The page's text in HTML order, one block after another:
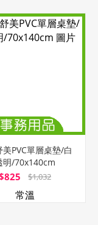
PVC單層桌墊/白
明/70x140cm
$1,032
常溫